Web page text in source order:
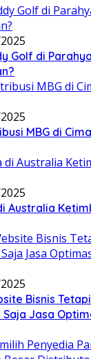
Golf di
MBG di
Australia
Bisnis
Saja Jasa